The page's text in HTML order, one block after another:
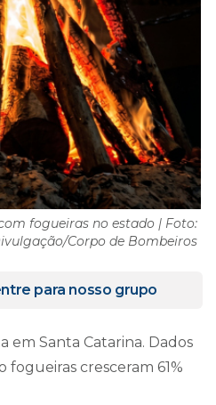
fogueiras no estado | Foto:
Corpo de Bombeiros
para nosso grupo
em Santa Catarina. Dados
cresceram 61%